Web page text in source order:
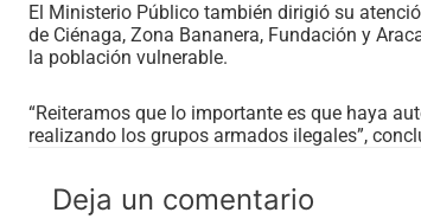
El Ministerio Público también dirigió su
de Ciénaga, Zona Bananera, Fundación y
la población vulnerable.
“Reiteramos que lo importante es que haya
realizando los grupos armados ilegales”,
Deja un comentario